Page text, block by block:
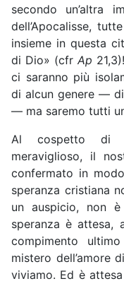
secondo un’altra
dell’Apocalisse,
insieme in questa
di Dio» (cfr Ap
ci saranno più
di alcun genere —
— ma saremo tutti
Al cospetto di
meraviglioso, il
confermato in
speranza cristiana
un auspicio, non
speranza è attesa,
compimento
mistero dell’amore
viviamo. Ed è